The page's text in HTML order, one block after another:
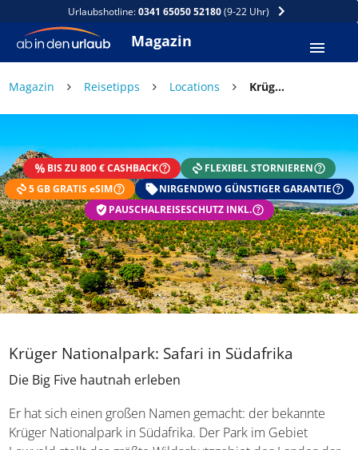
Urlaubshotline:0341 65050 52180(9-22 Uhr)
Magazin
Magazin Reisetipps Locations Krüger Nationalpark: Safari in Südafrika
BIS ZU 800 € CASHBACK
FLEXIBEL STORNIEREN
5 GB GRATIS eSIM
NIRGENDWO GÜNSTIGER GARANTIE
PAUSCHALREISESCHUTZ INKL.
Krüger Nationalpark: Safari in Südafrika
Die Big Five hautnah erleben
Er hat sich einen großen Namen gemacht: der bekannte
Krüger Nationalpark in Südafrika. Der Park im Gebiet
AUS
Exklusiv: Nur in der ab in den urlaub App
☀️ Bis zu 1.000 € Sommer Cashback
📱 App gratis herunterladen
🧝 Konto anlegen oder einloggen
✅ Sommer Cashback ist automatisch aktiviert